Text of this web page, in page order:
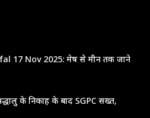
17 Nov 2025: मेष से मीन तक जाने
के निकाह के बाद SGPC सख्त,